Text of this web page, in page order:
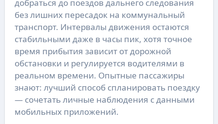
добраться до поездов дальнего следования
без лишних пересадок на коммунальный
транспорт. Интервалы движения остаются
стабильными даже в часы пик, хотя точное
время прибытия зависит от дорожной
обстановки и регулируется водителями в
реальном времени. Опытные пассажиры
знают: лучший способ спланировать поездку
— сочетать личные наблюдения с данными
мобильных приложений.